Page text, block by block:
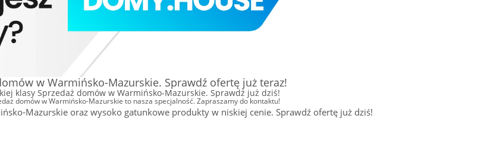
w Warmińsko-Mazurskie. Sprawdź ofertę już teraz!
klasy Sprzedaż domów w Warmińsko-Mazurskie. Sprawdź już dziś!
domów w Warmińsko-Mazurskie to nasza specjalność. Zapraszamy do kontaktu!
Mazurskie oraz wysoko gatunkowe produkty w niskiej cenie. Sprawdź ofertę już dziś!